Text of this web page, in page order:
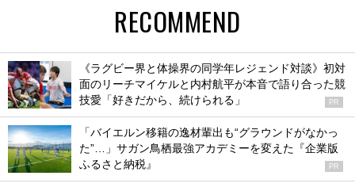
RECOMMEND
《ラグビー界と体操界の同学年レジェンド対談》初対
面のリーチマイケルと内村航平が本音で語り合った競
技愛「好きだから、続けられる」
PR
「バイエルン移籍の逸材輩出も“グラウンドがなかっ
た”…」サガン鳥栖最強アカデミーを変えた『企業版
ふるさと納税』
PR